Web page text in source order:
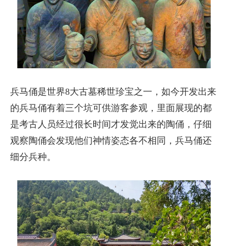
兵马俑是世界8大古墓稀世珍宝之一，如今开发出来
的兵马俑有着三个坑可供游客参观，里面展现的都
是考古人员经过很长时间才发觉出来的陶俑，仔细
观察陶俑会发现他们神情姿态各不相同，兵马俑还
细分兵种。